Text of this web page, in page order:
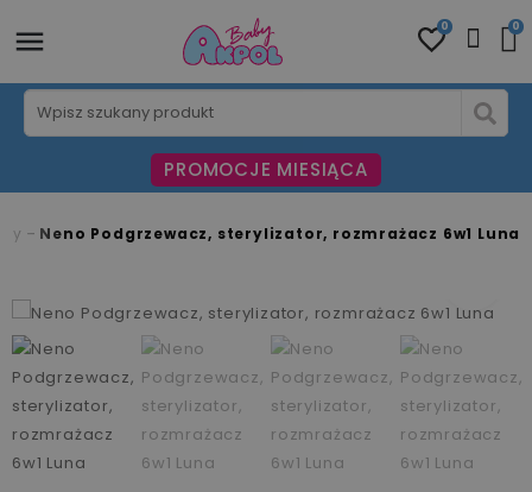
0 0
PROMOCJE MIESIĄCA
Neno Podgrzewacz, sterylizator, rozmrażacz 6w1 Luna